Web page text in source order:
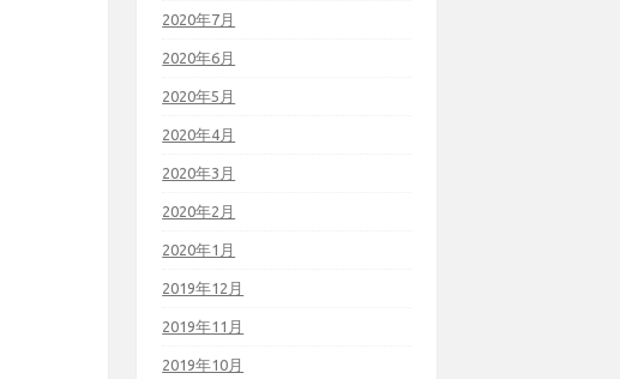
2020年7月
2020年6月
2020年5月
2020年4月
2020年3月
2020年2月
2020年1月
2019年12月
2019年11月
2019年10月